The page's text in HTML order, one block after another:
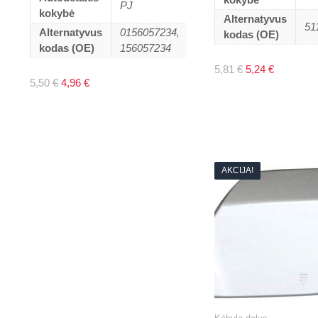
kokybė
PJ
Alternatyvus
kodas (OE)
0156057234,
156057234
5,50 € Original
4,96 €Current
Alternatyvus
kodas (OE)
5,81 € Original
5,24 €Current
AKCIJA!